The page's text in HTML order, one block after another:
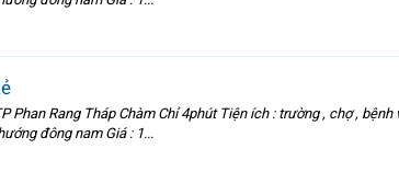
Rang Tháp Chàm Chỉ 4phút Tiện ích : trường , chợ ,
đông nam Giá : 1...